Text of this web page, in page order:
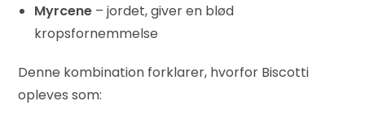
Myrcene – jordet, giver en blød
kropsfornemmelse
Denne kombination forklarer, hvorfor Biscotti
opleves som: